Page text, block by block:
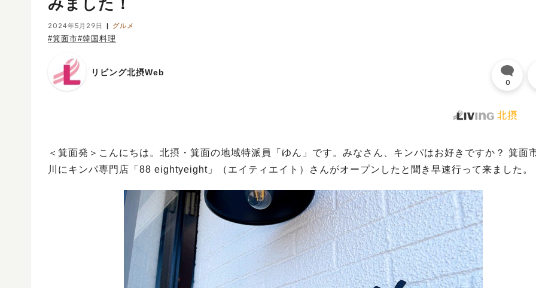
みました！
2024年5月29日 グルメ
#箕面市#韓国料理
リビング北摂Web
0
＜箕面発＞こんにちは。北摂・箕面の地域特派員「ゆん」です。みなさん、キンパはお好きですか？ 箕面
川にキンパ専門店「88 eightyeight」（エイティエイト）さんがオープンしたと聞き早速行って来ました。